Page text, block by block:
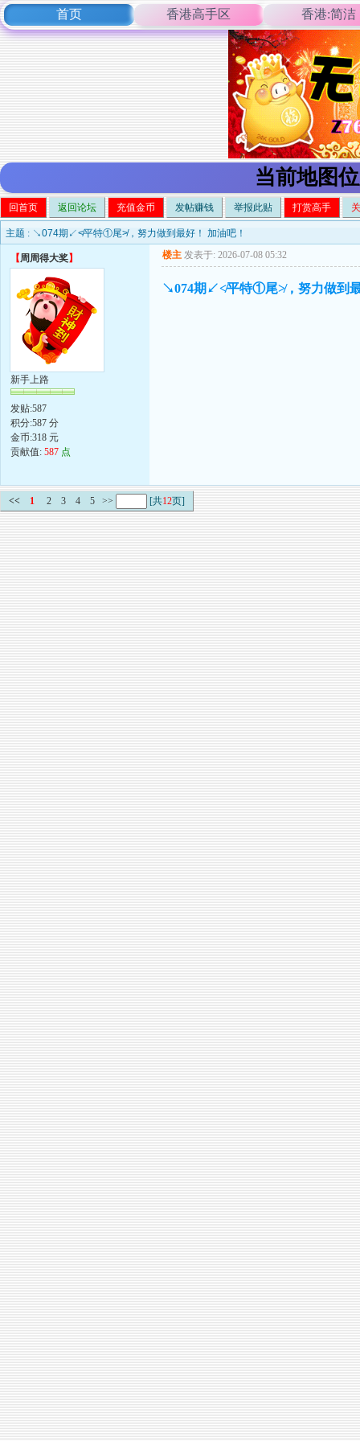
首页 香港高手区 香港:简洁
当前地图
回首页 返回论坛 充值金币 发帖赚钱 举报此贴 打赏高手
主题 : ↘074期↙≮平特①尾≯，努力做到最好！ 加油吧！
【周周得大奖】
新手上路
发贴:587
积分:587 分
金币:318 元
贡献值: 587 点
楼主 发表于: 2026-07-08 05:32
↘074期↙≮平特①尾≯，努力做到
<< 1 2 3 4 5 >> [共12页]